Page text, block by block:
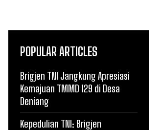
POPULAR ARTICLES
Brigjen TNI Jangkung Apresiasi
Kemajuan TMMD 129 di Desa
Deniang
Kepedulian TNI: Brigjen